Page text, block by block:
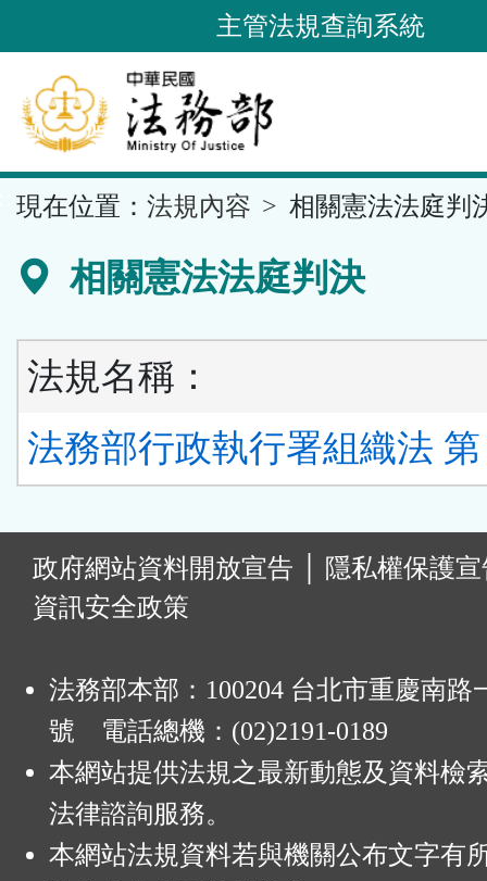
到
要
內
容
區
主管法規查詢系統
現在位置： 法規內容 相關憲法法庭判
相關憲法法庭判決
法規名稱：
法務部行政執行署組織法 第
政府網站資料開放宣告
隱私權保護
資訊安全政策
法務部本部：100204 台北市重慶南路
號 電話總機：(02)2191-0189
本網站提供法規之最新動態及資料檢
法律諮詢服務。
本網站法規資料若與機關公布文字有